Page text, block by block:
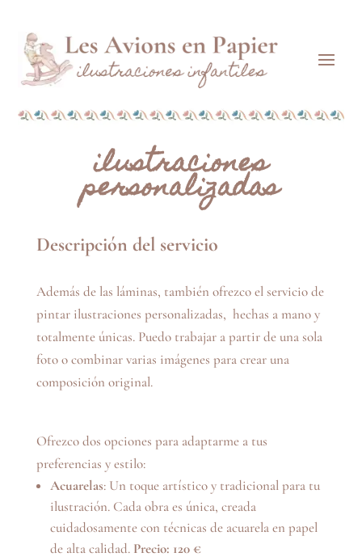
ilustraciones
personalizadas
Descripción del servicio
Además de las láminas, también ofrezco el servicio de
pintar ilustraciones personalizadas, hechas a mano y
totalmente únicas. Puedo trabajar a partir de una sola
foto o combinar varias imágenes para crear una
composición original.
Ofrezco dos opciones para adaptarme a tus
preferencias y estilo:
Acuarelas: Un toque artístico y tradicional para tu
ilustración. Cada obra es única, creada
cuidadosamente con técnicas de acuarela en papel
de alta calidad. Precio: 120 €